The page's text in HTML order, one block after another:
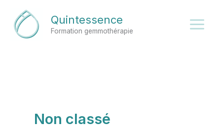
contenu
Quintessence
Formation gemmothérapie
Non classé